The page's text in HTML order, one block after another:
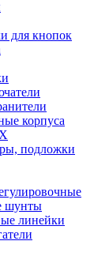
для кнопок
корпуса
подложки
шунты
линейки